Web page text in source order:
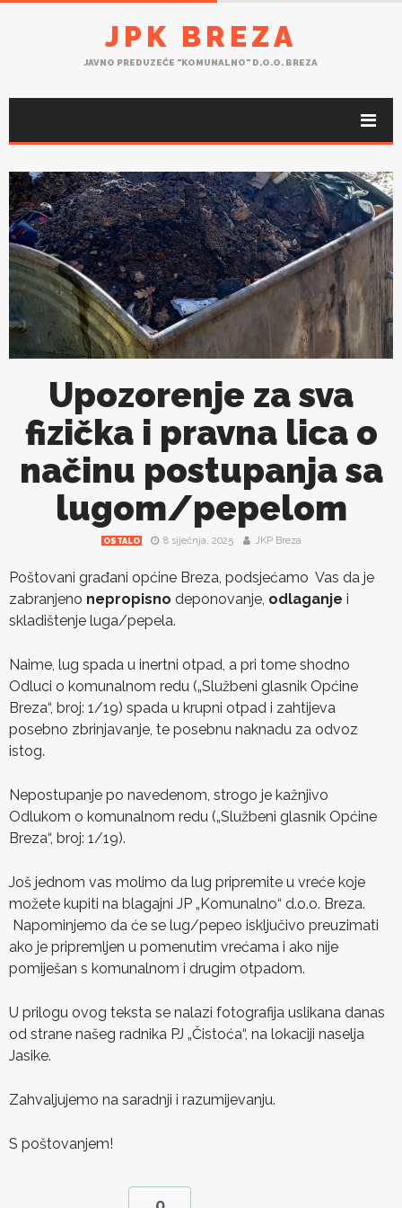
JPK BREZA
JAVNO PREDUZEĆE "KOMUNALNO" D.O.O. BREZA
Upozorenje za sva
fizička i pravna lica o
načinu postupanja sa
lugom/pepelom
OSTALO 8 siječnja, 2025 JKP Breza
Poštovani građani općine Breza, podsjećamo Vas da je
zabranjeno nepropisno deponovanje, odlaganje i
skladištenje luga/pepela.
Naime, lug spada u inertni otpad, a pri tome shodno
Odluci o komunalnom redu („Službeni glasnik Općine
Breza“, broj: 1/19) spada u krupni otpad i zahtijeva
posebno zbrinjavanje, te posebnu naknadu za odvoz
istog.
Nepostupanje po navedenom, strogo je kažnjivo
Odlukom o komunalnom redu („Službeni glasnik Općine
Breza“, broj: 1/19).
Još jednom vas molimo da lug pripremite u vreće koje
možete kupiti na blagajni JP „Komunalno“ d.o.o. Breza.
Napominjemo da će se lug/pepeo isključivo preuzimati
ako je pripremljen u pomenutim vrećama i ako nije
pomiješan s komunalnom i drugim otpadom.
U prilogu ovog teksta se nalazi fotografija uslikana danas
od strane našeg radnika PJ „Čistoća“, na lokaciji naselja
Jasike.
Zahvaljujemo na saradnji i razumijevanju.
S poštovanjem!